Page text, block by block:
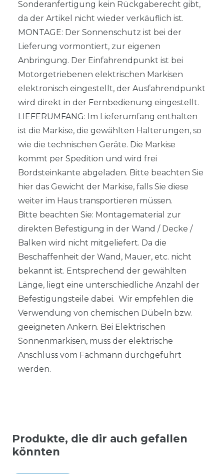
Sonderanfertigung kein Rückgaberecht gibt,
da der Artikel nicht wieder verkäuflich ist.
MONTAGE: Der Sonnenschutz ist bei der
Lieferung vormontiert, zur eigenen
Anbringung. Der Einfahrendpunkt ist bei
Motorgetriebenen elektrischen Markisen
elektronisch eingestellt, der Ausfahrendpunkt
wird direkt in der Fernbedienung eingestellt.
LIEFERUMFANG: Im Lieferumfang enthalten
ist die Markise, die gewählten Halterungen, so
wie die technischen Geräte. Die Markise
kommt per Spedition und wird frei
Bordsteinkante abgeladen. Bitte beachten Sie
hier das Gewicht der Markise, falls Sie diese
weiter im Haus transportieren müssen.
Bitte beachten Sie: Montagematerial zur
direkten Befestigung in der Wand / Decke /
Balken wird nicht mitgeliefert. Da die
Beschaffenheit der Wand, Mauer, etc. nicht
bekannt ist. Entsprechend der gewählten
Länge, liegt eine unterschiedliche Anzahl der
Befestigungsteile dabei. Wir empfehlen die
Verwendung von chemischen Dübeln bzw.
geeigneten Ankern. Bei Elektrischen
Sonnenmarkisen, muss der elektrische
Anschluss vom Fachmann durchgeführt
werden.
Produkte, die dir auch gefallen
könnten